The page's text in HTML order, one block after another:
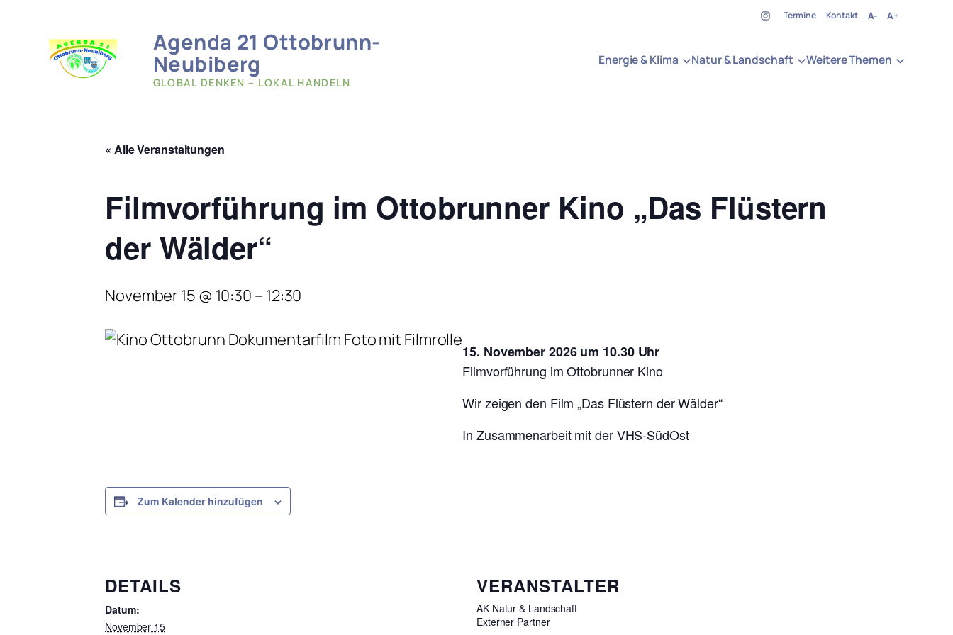
Termine Kontakt A- A+
Agenda 21 Ottobrunn-
Neubiberg
GLOBAL DENKEN – LOKAL HANDELN
Energie & Klima Natur & Landschaft Weitere Themen
« Alle Veranstaltungen
Filmvorführung im Ottobrunner Kino „Das Flüstern
der Wälder“
November 15 @ 10:30 – 12:30
15. November 2026 um 10.30 Uhr
Filmvorführung im Ottobrunner Kino
Wir zeigen den Film „Das Flüstern der Wälder“
In Zusammenarbeit mit der VHS-SüdOst
Zum Kalender hinzufügen
DETAILS
Datum:
November 15
VERANSTALTER
AK Natur & Landschaft
Externer Partner